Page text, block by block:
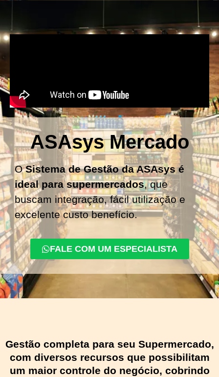
ASAsys Mercado
OSistema de Gestão da ASAsys é
ideal para supermercados, que
buscam integração, fácil utilização e
excelente custo benefício.
FALE COM UM ESPECIALISTA
Gestão completa para seu Supermercado,
com diversos recursos que possibilitam
um maior controle do negócio, cobrindo